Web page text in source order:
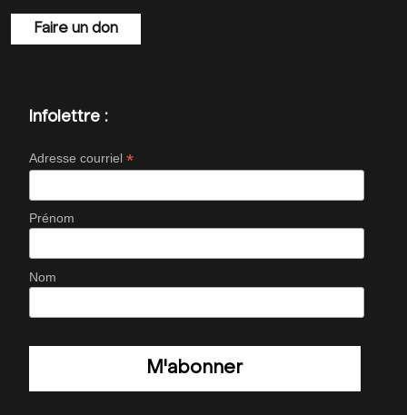
Faire un don
Infolettre :
Adresse courriel *
Prénom
Nom